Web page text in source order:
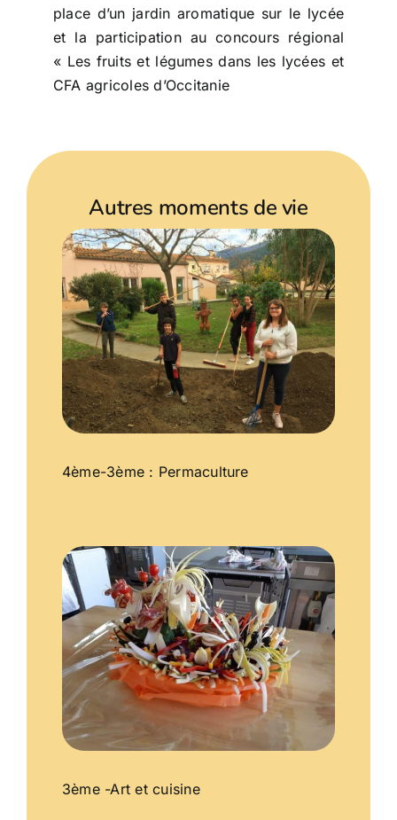
place d’un jardin aromatique sur le lycée
et la participation au concours régional
« Les fruits et légumes dans les lycées et
CFA agricoles d’Occitanie
Autres moments de vie
4ème-3ème : Permaculture
3ème -Art et cuisine